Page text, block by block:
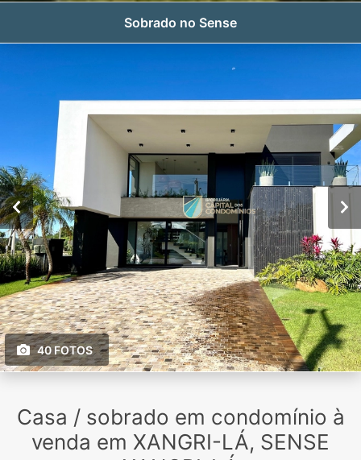
Sobrado no Sense
40 FOTOS
Casa / sobrado em condomínio à
venda em XANGRI-LÁ, SENSE